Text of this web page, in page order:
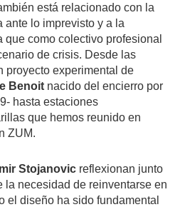
está relacionado con la
ante lo imprevisto y a la
como colectivo profesional
de crisis. Desde las
proyecto experimental de
Benoit nacido del encierro por
hasta estaciones
que hemos reunido en
ZUM.
Stojanovic reflexionan junto
la necesidad de reinventarse en
el diseño ha sido fundamental